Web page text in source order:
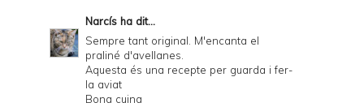
Narcís ha dit...
Sempre tant original. M'encanta el
praliné d'avellanes.
Aquesta és una recepte per guarda i fer-
la aviat
Bona cuina